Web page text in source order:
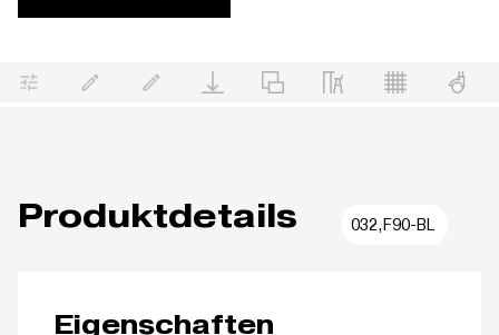
Produktdetails 032,F90-BL
Eigenschaften